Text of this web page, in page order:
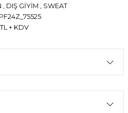
, DIŞ GİYİM , SWEAT
+ KDV